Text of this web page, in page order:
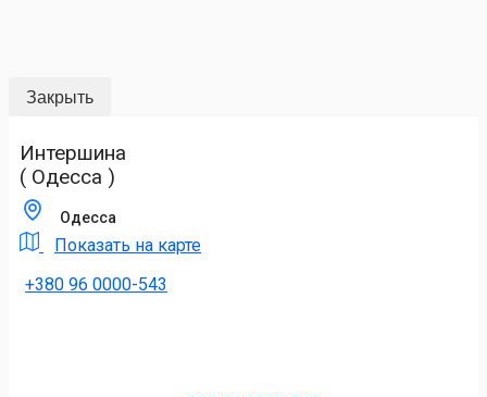
Закрыть
Интершина
( Одесса )
Одесса
Показать на карте
+380 96 0000-543